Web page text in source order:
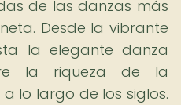
de las danzas más
Desde la vibrante
la elegante danza
la riqueza de la
lo largo de los siglos.